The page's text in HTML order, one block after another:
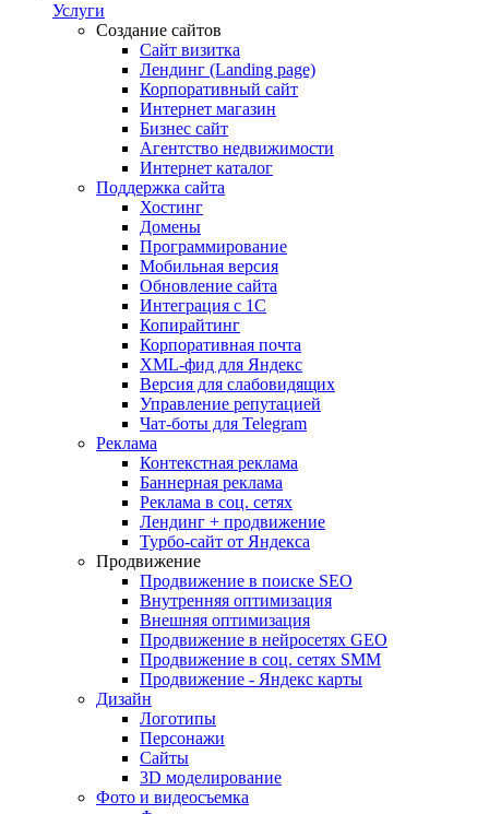
Услуги
Создание сайтов
Сайт визитка
Лендинг (Landing page)
Корпоративный сайт
Интернет магазин
Бизнес сайт
Агентство недвижимости
Интернет каталог
Поддержка сайта
Хостинг
Домены
Программирование
Мобильная версия
Обновление сайта
Интеграция с 1С
Копирайтинг
Корпоративная почта
XML-фид для Яндекс
Версия для слабовидящих
Управление репутацией
Чат-боты для Telegram
Реклама
Контекстная реклама
Баннерная реклама
Реклама в соц. сетях
Лендинг + продвижение
Турбо-сайт от Яндекса
Продвижение
Продвижение в поиске SEO
Внутренняя оптимизация
Внешняя оптимизация
Продвижение в нейросетях GEO
Продвижение в соц. сетях SMM
Продвижение - Яндекс карты
Дизайн
Логотипы
Персонажи
Сайты
3D моделирование
Фото и видеосъемка